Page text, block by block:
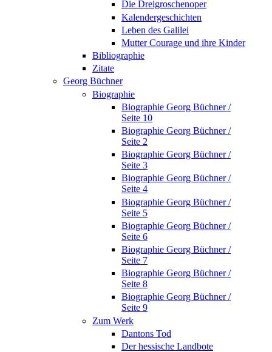
Die Dreigroschenoper
Kalendergeschichten
Leben des Galilei
Mutter Courage und ihre Kinder
Bibliographie
Zitate
Georg Büchner
Biographie
Biographie Georg Büchner /
Seite 10
Biographie Georg Büchner /
Seite 2
Biographie Georg Büchner /
Seite 3
Biographie Georg Büchner /
Seite 4
Biographie Georg Büchner /
Seite 5
Biographie Georg Büchner /
Seite 6
Biographie Georg Büchner /
Seite 7
Biographie Georg Büchner /
Seite 8
Biographie Georg Büchner /
Seite 9
Zum Werk
Dantons Tod
Der hessische Landbote